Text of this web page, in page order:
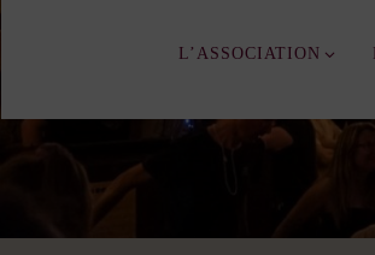
L’ASSOCIATION